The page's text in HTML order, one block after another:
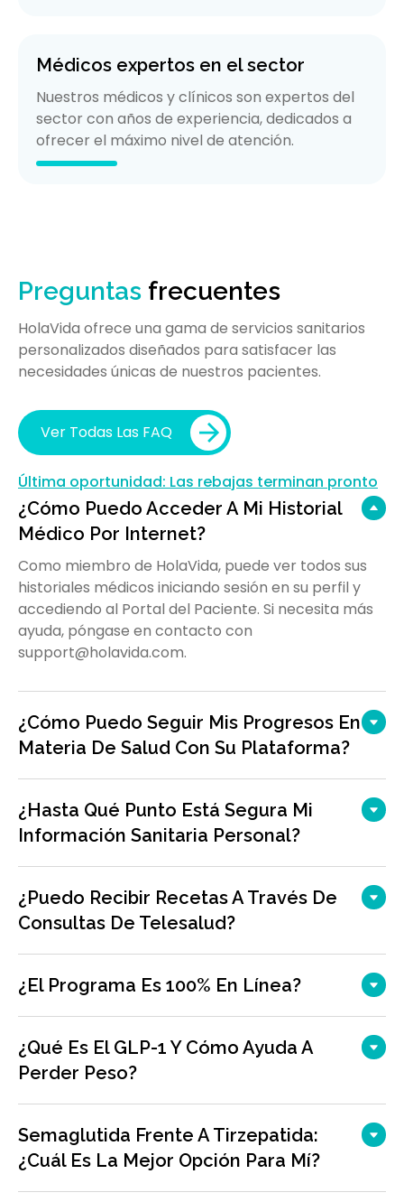
Médicos expertos en el sector
Nuestros médicos y clínicos son expertos del
sector con años de experiencia, dedicados a
ofrecer el máximo nivel de atención.
Preguntas frecuentes
HolaVida ofrece una gama de servicios sanitarios
personalizados diseñados para satisfacer las
necesidades únicas de nuestros pacientes.
Ver Todas Las FAQ
Última oportunidad: Las rebajas terminan pronto
¿Cómo Puedo Acceder A Mi Historial
Médico Por Internet?
Como miembro de HolaVida, puede ver todos sus
historiales médicos iniciando sesión en su perfil y
accediendo al Portal del Paciente. Si necesita más
ayuda, póngase en contacto con
support@holavida.com.
¿Cómo Puedo Seguir Mis Progresos En
Materia De Salud Con Su Plataforma?
¿Hasta Qué Punto Está Segura Mi
Información Sanitaria Personal?
¿Puedo Recibir Recetas A Través De
Consultas De Telesalud?
¿El Programa Es 100% En Línea?
¿Qué Es El GLP-1 Y Cómo Ayuda A
Perder Peso?
Semaglutida Frente A Tirzepatida:
¿cuál Es La Mejor Opción Para Mí?